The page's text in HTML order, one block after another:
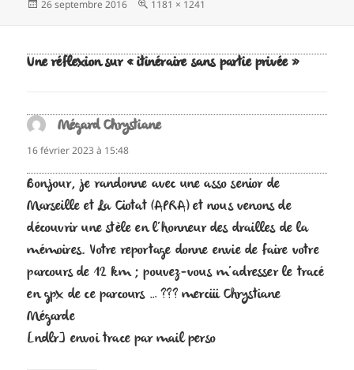
le
26 septembre 2016
Taille
1181 × 1241
Une réflexion sur « itinéraire sans partie privée »
Mégard Chrystianedit :
16 février 2023 à 15:48
Bonjour, je randonne avec une asso senior de
Marseille et La Ciotat (APRA) et nous venons de
découvrir une stèle en l’honneur des drailles de la
mémoires. Votre reportage donne envie de faire votre
parcours de 12 km ; pouvez-vous m’adresser le tracé
en gpx de ce parcours … ??? merciii Chrystiane
Mégarde
[ndlr] envoi trace par mail perso